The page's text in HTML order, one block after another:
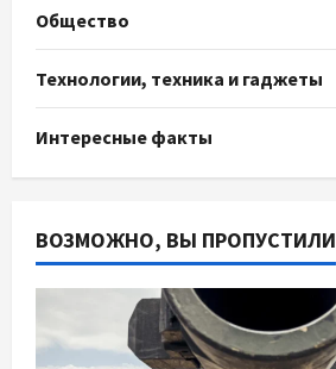
Общество
Технологии, техника и гаджеты
Интересные факты
ВОЗМОЖНО, ВЫ ПРОПУСТИЛИ